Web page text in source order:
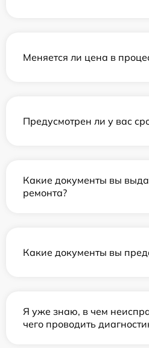
Меняется ли цена в
Предусмотрен ли у вас
Какие документы вы
ремонта?
Какие документы вы
Я уже знаю, в чем
чего проводить